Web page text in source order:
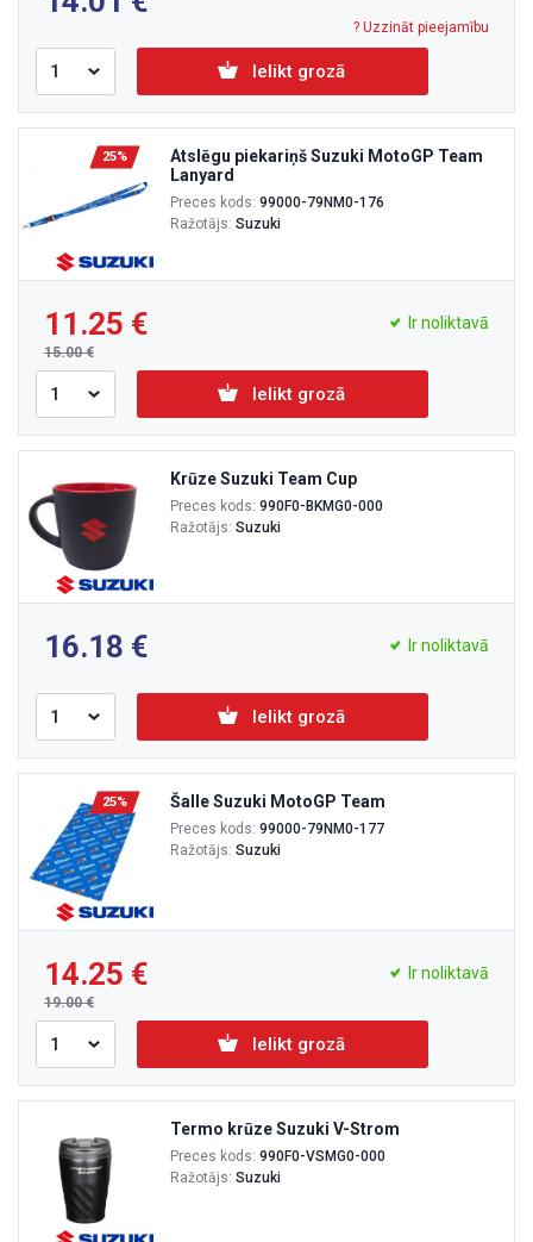
? Uzzināt pieejamību
Ielikt grozā
25%
Atslēgu piekariņš Suzuki MotoGP Team
Lanyard
Preces kods: 99000-79NM0-176
Ražotājs: Suzuki
11.25
15.00
Ir noliktavā
Ielikt grozā
Krūze Suzuki Team Cup
Preces kods: 990F0-BKMG0-000
Ražotājs: Suzuki
16.18 Ir noliktavā
Ielikt grozā
25% Šalle Suzuki MotoGP Team
Preces kods: 99000-79NM0-177
Ražotājs: Suzuki
14.25
19.00
Ir noliktavā
Ielikt grozā
Termo krūze Suzuki V-Strom
Preces kods: 990F0-VSMG0-000
Ražotājs: Suzuki